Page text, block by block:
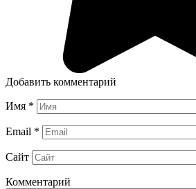
Добавить комментарий
Имя *
Email *
Сайт
Комментарий